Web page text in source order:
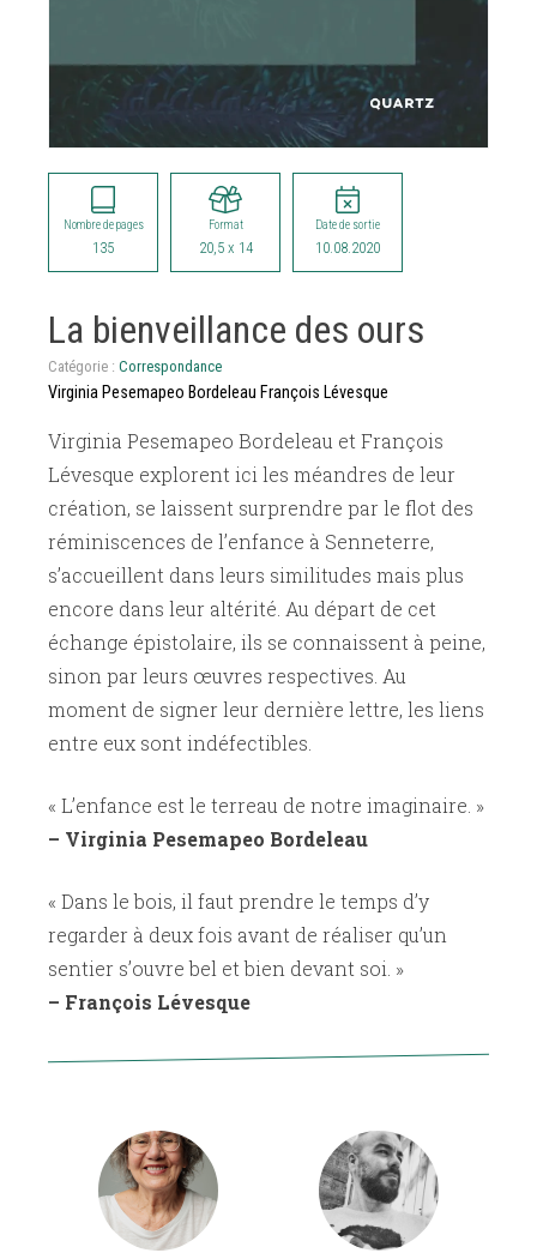
Nombre de pages
135
Format
20,5 x 14
Date de sortie
10.08.2020
La bienveillance des ours
Catégorie : Correspondance
Virginia Pesemapeo Bordeleau François Lévesque
Virginia Pesemapeo Bordeleau et François
Lévesque explorent ici les méandres de leur
création, se laissent surprendre par le flot des
réminiscences de l’enfance à Senneterre,
s’accueillent dans leurs similitudes mais plus
encore dans leur altérité. Au départ de cet
échange épistolaire, ils se connaissent à peine,
sinon par leurs œuvres respectives. Au
moment de signer leur dernière lettre, les liens
entre eux sont indéfectibles.
« L’enfance est le terreau de notre imaginaire. »
– Virginia Pesemapeo Bordeleau
« Dans le bois, il faut prendre le temps d’y
regarder à deux fois avant de réaliser qu’un
sentier s’ouvre bel et bien devant soi. »
– François Lévesque